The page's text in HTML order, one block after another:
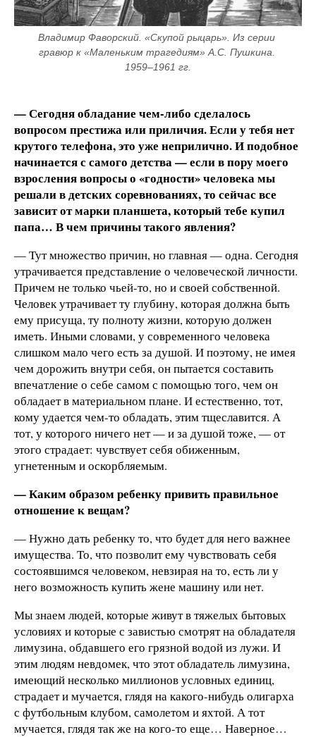
Владимир Фаворский. «Скупой рыцарь». Из серии
гравюр к «Маленьким трагедиям» А.С. Пушкина.
1959–1961 гг.
— Сегодня обладание чем-либо сделалось
вопросом престижа или приличия. Если у тебя нет
крутого телефона, это уже неприлично. И подобное
начинается с самого детства — если в пору моего
взросления вопросы о «годности» человека мы
решали в детских соревнованиях, то сейчас все
зависит от марки планшета, который тебе купил
папа… В чем причины такого явления?
— Тут множество причин, но главная — одна. Сегодня
утрачивается представление о человеческой личности.
Причем не только чьей-то, но и своей собственной.
Человек утрачивает ту глубину, которая должна быть
ему присуща, ту полноту жизни, которую должен
иметь. Иными словами, у современного человека
слишком мало чего есть за душой. И поэтому, не имея
чем дорожить внутри себя, он пытается составить
впечатление о себе самом с помощью того, чем он
обладает в материальном плане. И естественно, тот,
кому удается чем-то обладать, этим тщеславится. А
тот, у которого ничего нет — и за душой тоже, — от
этого страдает: чувствует себя обиженным,
угнетенным и оскорбляемым.
— Каким образом ребенку привить правильное
отношение к вещам?
— Нужно дать ребенку то, что будет для него важнее
имущества. То, что позволит ему чувствовать себя
состоявшимся человеком, невзирая на то, есть ли у
него возможность купить жене машину или нет.
Мы знаем людей, которые живут в тяжелых бытовых
условиях и которые с завистью смотрят на обладателя
лимузина, обдавшего его грязной водой из лужи. И
этим людям невдомек, что этот обладатель лимузина,
имеющий несколько миллионов условных единиц,
страдает и мучается, глядя на какого-нибудь олигарха
с футбольным клубом, самолетом и яхтой. А тот
мучается, глядя так же на кого-то еще… Наверное…